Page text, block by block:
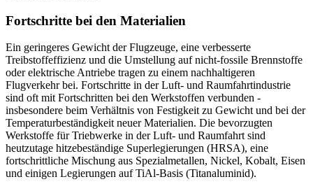
Fortschritte bei den Materialien
Ein geringeres Gewicht der Flugzeuge, eine verbesserte
Treibstoffeffizienz und die Umstellung auf nicht-fossile Brennstoffe
oder elektrische Antriebe tragen zu einem nachhaltigeren
Flugverkehr bei. Fortschritte in der Luft- und Raumfahrtindustrie
sind oft mit Fortschritten bei den Werkstoffen verbunden -
insbesondere beim Verhältnis von Festigkeit zu Gewicht und bei der
Temperaturbeständigkeit neuer Materialien. Die bevorzugten
Werkstoffe für Triebwerke in der Luft- und Raumfahrt sind
heutzutage hitzebeständige Superlegierungen (HRSA), eine
fortschrittliche Mischung aus Spezialmetallen, Nickel, Kobalt, Eisen
und einigen Legierungen auf TiAl-Basis (Titanaluminid).